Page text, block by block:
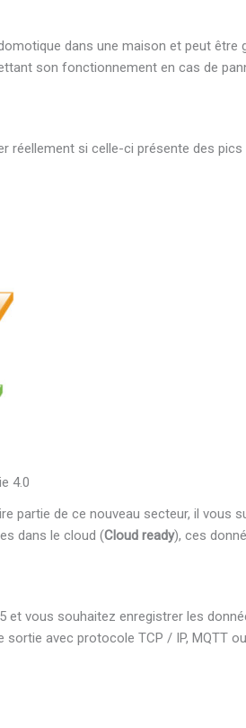
dans une maison et peut être
son fonctionnement en cas de
réellement si celle-ci présente des
4.0
partie de ce nouveau secteur, il vous
dans le cloud (Cloud ready), ces
vous souhaitez enregistrer les
avec protocole TCP / IP, MQTT